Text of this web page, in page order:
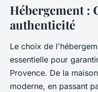
Hébergement :
authenticité
Le choix de
essentielle pour
Provence. De la
moderne, en passant